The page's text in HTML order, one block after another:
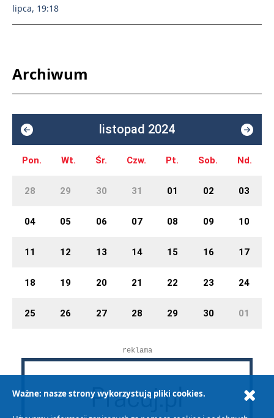
lipca, 19:18
Archiwum
listopad 2024
Pon. Wt. Śr. Czw. Pt. Sob. Nd.
28 29 30 31 01 02 03
04 05 06 07 08 09 10
11 12 13 14 15 16 17
18 19 20 21 22 23 24
25 26 27 28 29 30 01
reklama
Ważne: nasze strony wykorzystują pliki cookies.